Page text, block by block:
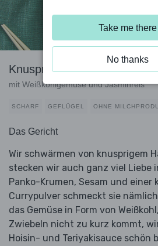
Knuspriges Sesamhähnchen
mit Weißkohlgemüse und Jasminreis
SCHARF GEFLÜGEL OHNE
Das Gericht
Wir schwärmen von knusprigem
stecken wir auch ganz viel Liebe
Panko-Krumen, Sesam und einer
Currypulver schmeckt sie
das Gemüse in Form von
Zwiebeln nicht zu kurz kommt,
Hoisin- und Teriyakisauce schön
Take me there
No thanks